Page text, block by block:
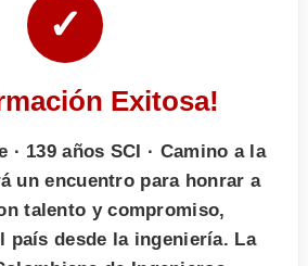
✓
Exitosa!
· 139 años SCI · Camino a la
un encuentro para honrar a
talento y compromiso,
país desde la ingeniería. La